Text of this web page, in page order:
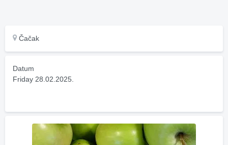
Čačak
Datum
Friday 28.02.2025.